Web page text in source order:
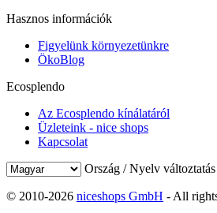
Hasznos információk
Figyelünk környezetünkre
ÖkoBlog
Ecosplendo
Az Ecosplendo kínálatáról
Üzleteink - nice shops
Kapcsolat
Ország / Nyelv változtatás
© 2010-2026 niceshops GmbH - All